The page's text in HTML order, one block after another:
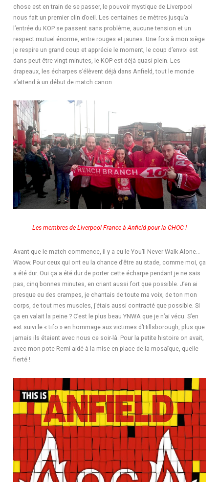
chose est en train de se passer, le pouvoir mystique de Liverpool
nous fait un premier clin d’oeil. Les centaines de mètres jusqu’a
l’entrée du KOP se passent sans problème, aucune tension et un
respect mutuel énorme, entre rouges et jaunes. Une fois à mon siège
je respire un grand coup et apprécie le moment, le coup d’envoi est
dans peut-être vingt minutes, le KOP est déjà quasi plein. Les
drapeaux, les écharpes s’élèvent déjà dans Anfield, tout le monde
s’attend à un début de match canon.
Les membres de Liverpool France à Anfield pour la CHOC !
Avant que le match commence, il y a eu le You’ll Never Walk Alone…
Waow. Pour ceux qui ont eu la chance d’être au stade, comme moi, ça
a été dur. Oui ça a été dur de porter cette écharpe pendant je ne sais
pas, cinq bonnes minutes, en criant aussi fort que possible. J’en ai
presque eu des crampes, je chantais de toute ma voix, de ton mon
corps, de tout mes muscles, j’étais aussi contracté que possible. Si
ça en valait la peine ? C’est le plus beau YNWA que je n’ai vécu. S’en
est suivi le « tifo » en hommage aux victimes d’Hillsborough, plus que
jamais ils étaient avec nous ce soir-là. Pour la petite histoire on avait,
avec mon pote Remi aidé à la mise en place de la mosaïque, quelle
fierté !